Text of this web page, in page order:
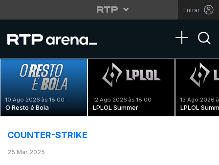
Entrar
Toggle
10 Ago 2026 às 18:00
O Resto é Bola
12 Ago 2026 às 18:00
LPLOL Summer
13 Ago 2026
LPLOL
COUNTER-STRIKE
25 Mar 2025